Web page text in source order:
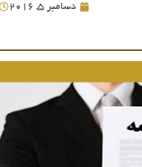
دسامبر 5, 2016